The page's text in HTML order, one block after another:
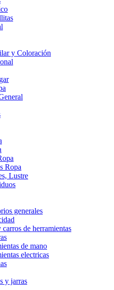
y Coloración
Ropa
Lustre
generales
carros de herramientas
de mano
electricas
y jarras